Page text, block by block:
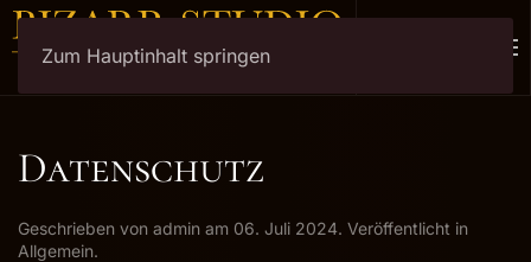
Zum Hauptinhalt springen
Datenschutz
Geschrieben von admin am 06. Juli 2024. Veröffentlicht in
Allgemein.